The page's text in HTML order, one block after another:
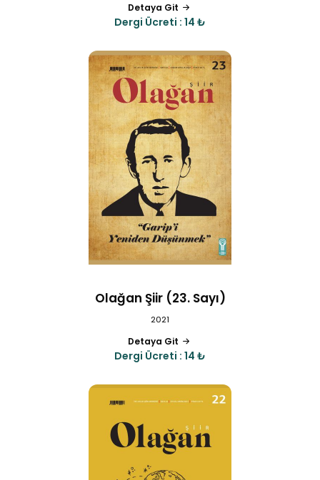
Detaya Git
Dergi Ücreti : 14 ₺
Olağan Şiir (23. Sayı)
2021
Detaya Git
Dergi Ücreti : 14 ₺